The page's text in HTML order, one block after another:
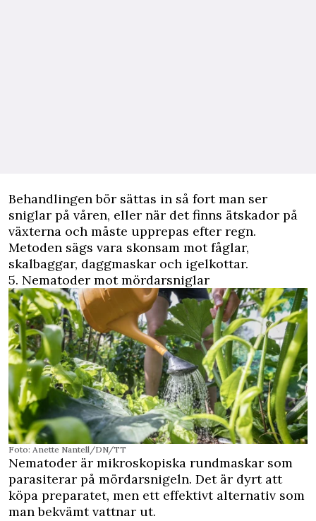
Behandlingen bör sättas in så fort man ser
sniglar på våren, eller när det finns ätskador på
växterna och måste upprepas efter regn.
Metoden sägs vara skonsam mot fåglar,
skalbaggar, daggmaskar och igelkottar.
5. Nematoder mot mördarsniglar
Foto: Anette Nantell/DN/TT
Nematoder är mikroskopiska rundmaskar som
parasiterar på mördarsnigeln. Det är dyrt att
köpa preparatet, men ett effektivt alternativ som
man bekvämt vattnar ut.